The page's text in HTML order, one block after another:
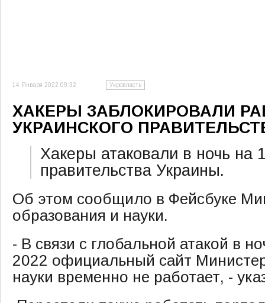
14 Января 2022 09:32 Укровласть
ХАКЕРЫ ЗАБЛОКИРОВАЛИ
УКРАИНСКОГО
Хакеры атаковали в ночь на
правительства Украины.
Об этом сообщило в Фейсбуке
образования и науки.
- В связи с глобальной атакой в
2022 официальный сайт
науки временно не работает, -